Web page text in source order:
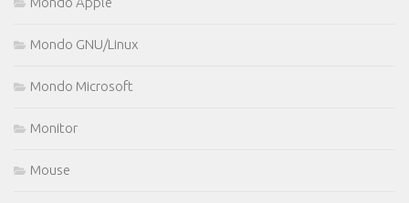
Mondo GNU/Linux
Mondo Microsoft
Monitor
Mouse